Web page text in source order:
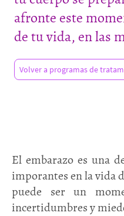
afronte este
de tu vida, en las
Volver a programas de
El embarazo es una
imporantes en la vida
puede ser un
incertidumbres y